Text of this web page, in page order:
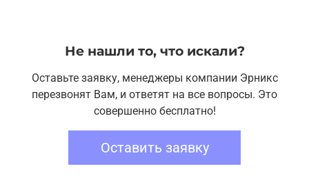
Не нашли то, что искали?
Оставьте заявку, менеджеры компании Эрникс
перезвонят Вам, и ответят на все вопросы. Это
совершенно бесплатно!
Оставить заявку